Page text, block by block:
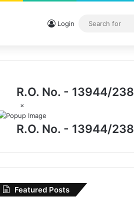
Login
R.O. No. - 13944/238
×
R.O. No. - 13944/238
Featured Posts